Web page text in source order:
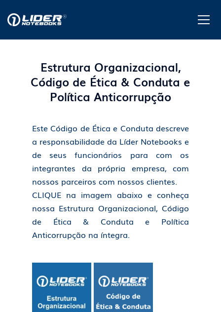
Estrutura Organizacional,
Código de Ética & Conduta e
Política Anticorrupção
Este Código de Ética e Conduta descreve
a responsabilidade da Líder Notebooks e
de seus funcionários para com os
integrantes da própria empresa, com
nossos parceiros com nossos clientes.
CLIQUE na imagem abaixo e conheça
nossa Estrutura Organizacional, Código
de Ética & Conduta e Política
Anticorrupção na íntegra.